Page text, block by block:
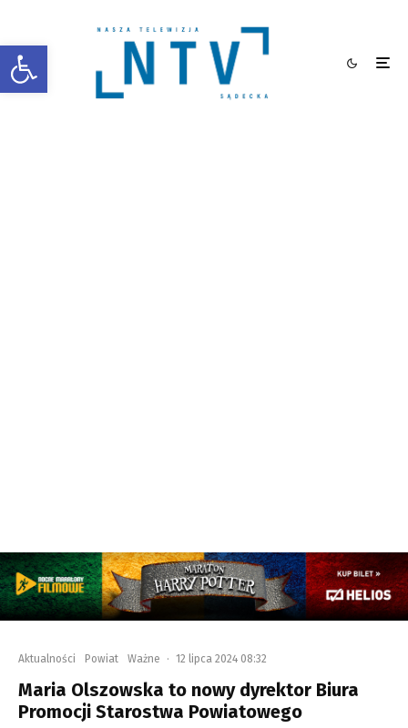
Otwórz pasek narzędzi
Aktualności Powiat Ważne · 12 lipca 2024 08:32
Maria Olszowska to nowy dyrektor Biura
Promocji Starostwa Powiatowego